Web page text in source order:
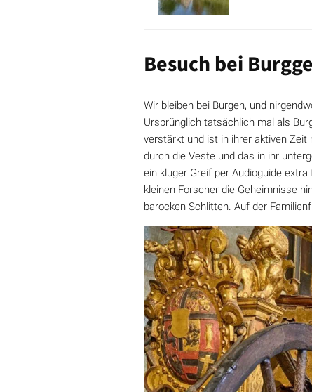
Besuch bei
Wir bleiben bei Burgen, und
Ursprünglich tatsächlich mal als
verstärkt und ist in ihrer aktiven
durch die Veste und das in ihr
ein kluger Greif per Audioguide
kleinen Forscher die Geheimnisse
barocken Schlitten. Auf der